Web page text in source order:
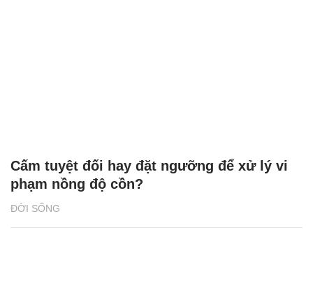
ĐỜI SỐNG
Cấm tuyệt đối hay đặt ngưỡng để xử lý vi
phạm nồng độ cồn?